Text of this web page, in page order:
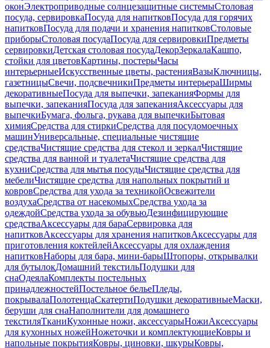
оконЭлектроприводные солнцезащитные системыСтоловая
посуда, сервировкаПосуда для напитковПосуда для горячих
напитковПосуда для подачи и хранения напитковСтоловые
приборыСтоловая посудаПосуда для сервировкиПредметы
сервировкиДетская столовая посудаДекорЗеркалаКашпо,
стойки для цветовКартины, постерыЧасы
интерьерныеИскусственные цветы, растенияВазыКлючницы,
газетницыСвечи, подсвечникиПредметы интерьераШирмы
декоративныеПосуда для выпечки, запеканияФормы для
выпечки, запеканияПосуда для запеканияАксессуары для
выпечкиБумага, фольга, рукава для выпечкиБытовая
химияСредства для стиркиСредства для посудомоечных
машинУниверсальные, специальные чистящие
средстваЧистящие средства для стекол и зеркалЧистящие
средства для ванной и туалетаЧистящие средства для
кухниСредства для мытья посудыЧистящие средства для
мебелиЧистящие средства для напольных покрытий и
ковровСредства для ухода за техникойОсвежители
воздухаСредства от насекомыхСредства ухода за
одеждойСредства ухода за обувьюДезинфицирующие
средстваАксессуары для бараСервировка для
напитковАксессуары для хранения напитковАксессуары для
приготовления коктейлейАксессуары для охлаждения
напитковНаборы для бара, мини-барыШтопоры, открывалки
для бутылокДомашний текстильПодушки для
снаОдеялаКомплекты постельных
принадлежностейПостельное бельеПледы,
покрывалаПолотенцаСкатертиПодушки декоративныеМаски,
беруши для снаНаполнители для домашнего
текстиляТканиКухонные ножи, аксессуарыНожиАксессуары
для кухонных ножейНожеточки и комплектующиеКовры и
напольные покрытияКовры, циновки, шкурыКовры,